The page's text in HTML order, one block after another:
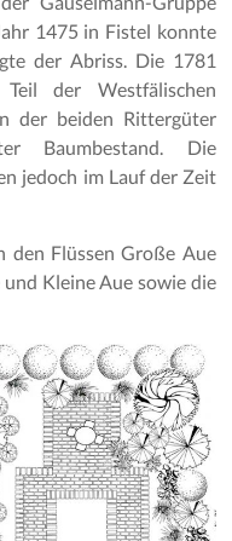
1475 in Fistel konnte
der Abriss. Die 1781
der Westfälischen
der beiden Rittergüter
Baumbestand. Die
jedoch im Lauf der Zeit
den Flüssen Große Aue
Kleine Aue sowie die